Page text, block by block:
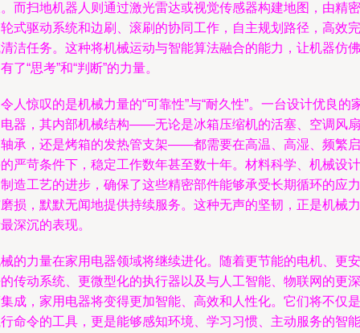
而扫地机器人则通过激光雷达或视觉传感器构建地图，由精密
式驱动系统和边刷、滚刷的协同工作，自主规划路径，高效完
洁任务。这种将机械运动与智能算法融合的能力，让机器仿佛
了“思考”和“判断”的力量。
人惊叹的是机械力量的“可靠性”与“耐久性”。一台设计优良的
器，其内部机械结构——无论是冰箱压缩机的活塞、空调风扇
承，还是烤箱的发热管支架——都需要在高温、高湿、频繁启
严苛条件下，稳定工作数年甚至数十年。材料科学、机械设计
造工艺的进步，确保了这些精密部件能够承受长期循环的应力
损，默默无闻地提供持续服务。这种无声的坚韧，正是机械力
深沉的表现。
的力量在家用电器领域将继续进化。随着更节能的电机、更安
传动系统、更微型化的执行器以及与人工智能、物联网的更深
成，家用电器将变得更加智能、高效和人性化。它们将不仅是
命令的工具，更是能够感知环境、学习习惯、主动服务的智能